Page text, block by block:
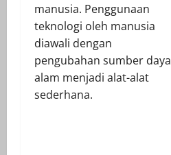
manusia. Penggunaan
teknologi oleh manusia
diawali dengan
pengubahan sumber daya
alam menjadi alat-alat
sederhana.